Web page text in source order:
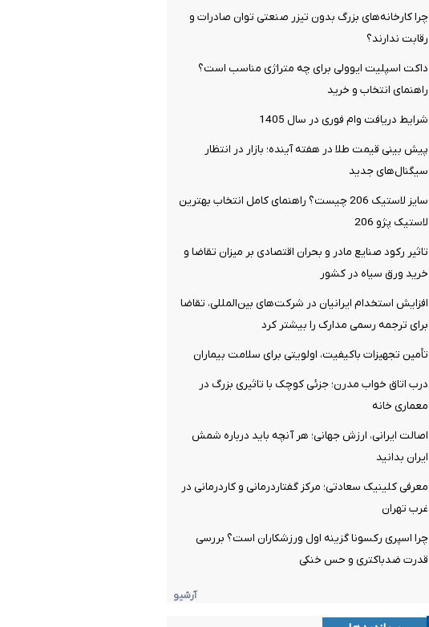
چرا کارخانه‌های بزرگ بدون تیزر صنعتی توان صادرات و
رقابت ندارند؟
داکت اسپلیت ایوولی برای چه متراژی مناسب است؟
راهنمای انتخاب و خرید
شرایط دریافت وام فوری در سال 1405
پیش بینی قیمت طلا در هفته آینده؛ بازار در انتظار
سیگنال‌های جدید
سایز لاستیک 206 چیست؟ راهنمای کامل انتخاب بهترین
لاستیک پژو 206
تاثیر رکود صنایع مادر و بحران اقتصادی بر میزان تقاضا و
خرید ورق سیاه در کشور
افزایش استخدام ایرانیان در شرکت‌های بین‌المللی، تقاضا
برای ترجمه رسمی مدارک را بیشتر کرد
تأمین تجهیزات باکیفیت، اولویتی برای سلامت بیماران
درب اتاق خواب مدرن؛ جزئی کوچک با تاثیری بزرگ در
معماری خانه
اصالت ایرانی، ارزش جهانی؛ هر آنچه باید درباره شمش
ایران بدانید
معرفی کلینیک سعادتی؛ مرکز گفتاردرمانی و کاردرمانی در
غرب تهران
چرا اسپری رکسونا گزینه اول ورزشکاران است؟ بررسی
قدرت ضدباکتری و حس خنکی
آرشیو